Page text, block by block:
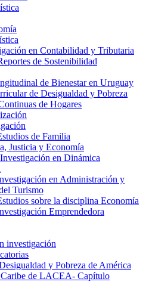
en Contabilidad y Tributaria
de Sostenibilidad
de Bienestar en Uruguay
de Desigualdad y Pobreza
de Hogares
de Familia
Justicia y Economía
en Dinámica
en Administración y
Turismo
sobre la disciplina Economía
Emprendedora
investigación
y Pobreza de América
de LACEA- Capítulo